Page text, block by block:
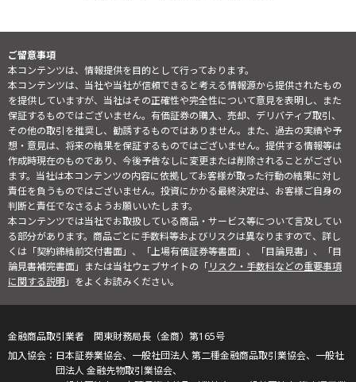
ご留意事項
本コンテンツは、情報提供を目的として行っております。
本コンテンツは、当社や当社が信頼できると考える情報源から提供されたもの
を提供していますが、当社はその正確性や完全性について意見を表明し、また
保証するものではございません。有価証券の購入、売却、デリバティブ取引、
その他の取引を推奨し、勧誘するものではありません。また、過去の実績や予
想・意見は、将来の結果を保証するものではございません。提供する情報等は
作成時現在のものであり、今後予告なしに変更または削除されることがござい
ます。当社は本コンテンツの内容に依拠してお客様が取った行動の結果に対し
責任を負うものではございません。投資にかかる最終決定は、お客様ご自身の
判断と責任でなさるようお願いいたします。
本コンテンツでは当社でお取扱している商品・サービス等について言及してい
る部分があります。商品ごとに手数料等およびリスクは異なりますので、詳し
くは「契約締結前交付書面」、「上場有価証券等書面」、「目論見書」、「目
論見書補完書面」または当社ウェブサイトの「リスク・手数料などの重要事項
に関する説明」をよくお読みください。
金融商品取引業者 関東財務局長（金商）第165号
日本証券業協会、一般社団法人 第二種金融商品取引業協会、一般社
団法人 金融先物取引業協会、